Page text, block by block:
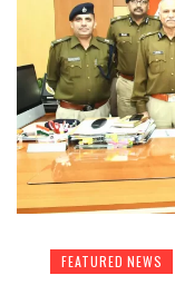
FEATURED NEWS